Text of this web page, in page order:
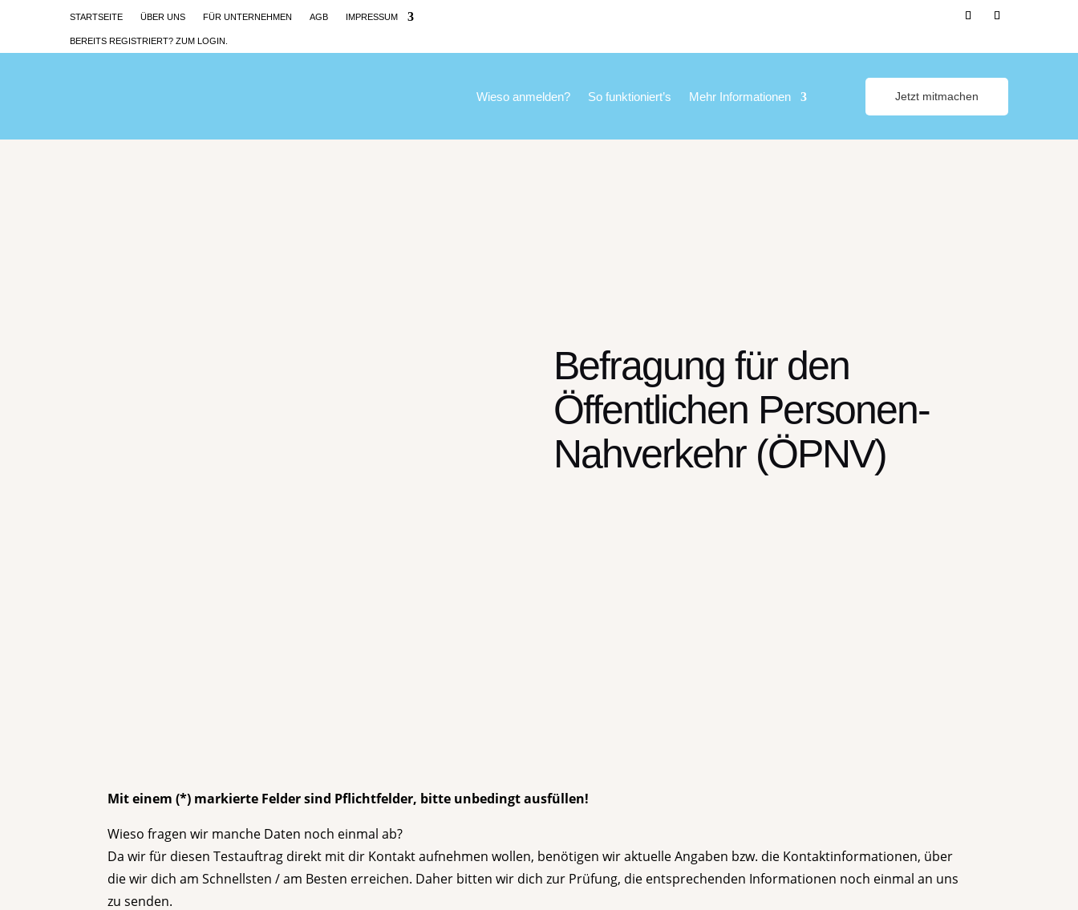
STARTSEITE ÜBER UNS FÜR UNTERNEHMEN AGB IMPRESSUM
BEREITS REGISTRIERT? ZUM LOGIN.
Wieso anmelden? So funktioniert’s Mehr Informationen Jetzt mitmachen
Befragung für den
Öffentlichen Personen-
Nahverkehr (ÖPNV)
Mit einem (*) markierte Felder sind Pflichtfelder, bitte unbedingt ausfüllen!
Wieso fragen wir manche Daten noch einmal ab?
Da wir für diesen Testauftrag direkt mit dir Kontakt aufnehmen wollen, benötigen wir aktuelle Angaben bzw. die Kontaktinformationen, über
die wir dich am Schnellsten / am Besten erreichen. Daher bitten wir dich zur Prüfung, die entsprechenden Informationen noch einmal an uns
zu senden.